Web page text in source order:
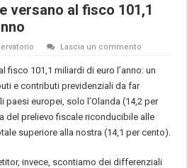
versano al fisco 101,1
Lascia un commento
fisco 101,1 miliardi di euro l’anno: un
e contributi previdenziali da far
paesi europei, solo l’Olanda (14,2 per
del prelievo fiscale riconducibile alle
superiore alla nostra (14,1 per cento).
invece, scontiamo dei differenziali